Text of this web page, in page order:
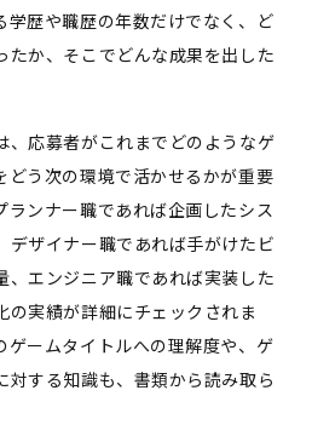
学歴や職歴の年数だけでなく、ど
たか、そこでどんな成果を出した
、応募者がこれまでどのようなゲ
どう次の環境で活かせるかが重要
ランナー職であれば企画したシス
デザイナー職であれば手がけたビ
、エンジニア職であれば実装した
の実績が詳細にチェックされま
ゲームタイトルへの理解度や、ゲ
対する知識も、書類から読み取ら